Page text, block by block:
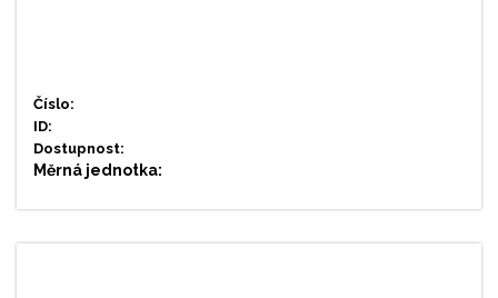
Číslo:
ID:
Dostupnost:
Měrná jednotka: